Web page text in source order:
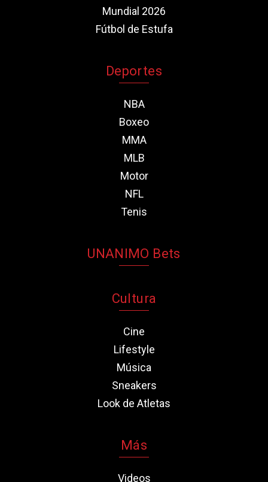
Mundial 2026
Fútbol de Estufa
Deportes
NBA
Boxeo
MMA
MLB
Motor
NFL
Tenis
UNANIMO Bets
Cultura
Cine
Lifestyle
Música
Sneakers
Look de Atletas
Más
Videos